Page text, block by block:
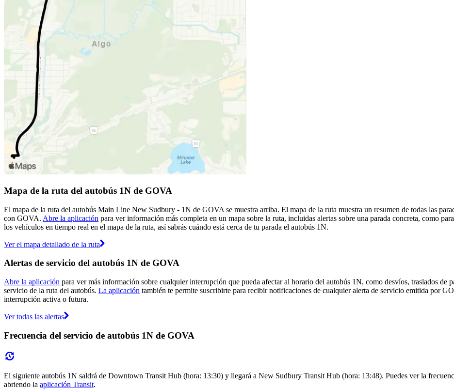
Mapa de la ruta del autobús 1N de GOVA
El mapa de la ruta del autobús Main Line New Sudbury - 1N de GOVA se muestra arriba. El mapa de la ruta muestra un resumen de todas las
con GOVA. Abre la aplicación para ver información más completa en un mapa sobre la ruta, incluidas alertas sobre una parada concreta, como
los vehículos en tiempo real en el mapa de la ruta, así sabrás cuándo está cerca de tu parada el autobús 1N.
Ver el mapa detallado de la ruta
Alertas de servicio del autobús 1N de GOVA
Abre la aplicación para ver más información sobre cualquier interrupción que pueda afectar al horario del autobús 1N, como desvíos, traslados de
servicio de la ruta del autobús. La aplicación también te permite suscribirte para recibir notificaciones de cualquier alerta de servicio emitida por
interrupción activa o futura.
Ver todas las alertas
Frecuencia del servicio de autobús 1N de GOVA
El siguiente autobús 1N saldrá de Downtown Transit Hub (hora: 13:30) y llegará a New Sudbury Transit Hub (hora: 13:48). Puedes ver la
abriendo la aplicación Transit.